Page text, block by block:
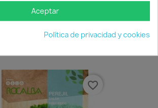
Semillas Perejil Hoja Lisa 2
1,95 €
favorite_border
Aceptar
Política de privacidad y cookies